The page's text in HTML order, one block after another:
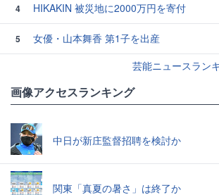
4 HIKAKIN 被災地に2000万円を寄付
5
女優・山本舞香 第1子を出産
芸能ニュースラン
画像アクセスランキング
中日が新庄監督招聘を検討か
関東「真夏の暑さ」は終了か